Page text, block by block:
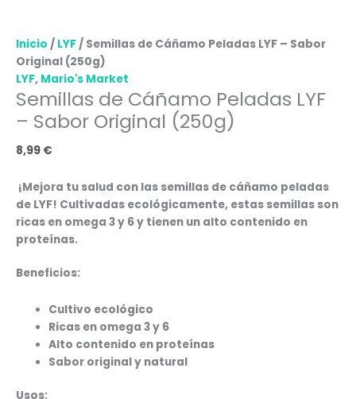
Inicio / LYF/ Semillas de Cáñamo Peladas LYF – Sabor
Original (250g)
LYF, Mario's Market
Semillas de Cáñamo Peladas LYF
– Sabor Original (250g)
8,99 €
¡Mejora tu salud con las semillas de cáñamo peladas
de LYF! Cultivadas ecológicamente, estas semillas son
ricas en omega 3 y 6 y tienen un alto contenido en
proteínas.
Beneficios:
Cultivo ecológico
Ricas en omega 3 y 6
Alto contenido en proteínas
Sabor original y natural
Usos: